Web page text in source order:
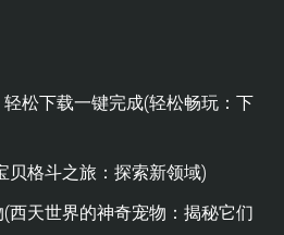
松下载一键完成(轻松畅玩：下
贝格斗之旅：探索新领域)
西天世界的神奇宠物：揭秘它们